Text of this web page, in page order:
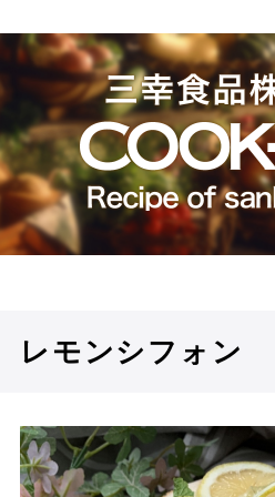
レモンシフォン